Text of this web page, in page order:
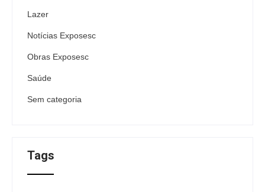
Lazer
Notícias Exposesc
Obras Exposesc
Saúde
Sem categoria
Tags